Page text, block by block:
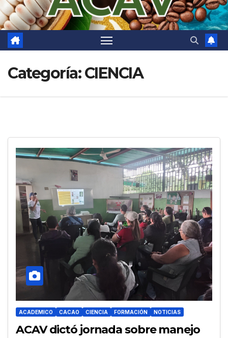
Categoría:CIENCIA
ACADEMICO CACAO CIENCIA FORMACIÓN NOTICIAS
ACAV dictó jornada sobre manejo